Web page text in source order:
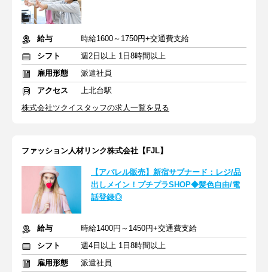
給与
時給1600～1750円+交通費支給
シフト
週2日以上 1日8時間以上
雇用形態
派遣社員
アクセス
上北台駅
株式会社ツクイスタッフの求人一覧を見る
ファッション人材リンク株式会社【FJL】
【アパレル販売】新宿サブナード：レジ/品
出しメイン！プチプラSHOP◆髪色自由/電
話登録◎
給与
時給1400円～1450円+交通費支給
シフト
週4日以上 1日8時間以上
雇用形態
派遣社員